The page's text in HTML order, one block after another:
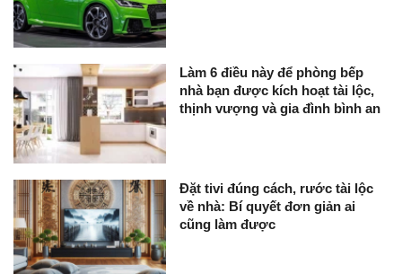
Làm 6 điều này để phòng bếp
nhà bạn được kích hoạt tài lộc,
thịnh vượng và gia đình bình an
Đặt tivi đúng cách, rước tài lộc
về nhà: Bí quyết đơn giản ai
cũng làm được